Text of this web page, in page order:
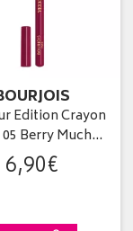
Edition Crayon
Berry Much…
6,90€